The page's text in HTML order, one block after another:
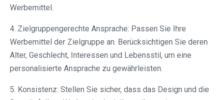
Werbemittel.
4. Zielgruppengerechte Ansprache: Passen Sie Ihre
Werbemittel der Zielgruppe an. Berücksichtigen Sie deren
Alter, Geschlecht, Interessen und Lebensstil, um eine
personalisierte Ansprache zu gewährleisten.
5. Konsistenz: Stellen Sie sicher, dass das Design und die